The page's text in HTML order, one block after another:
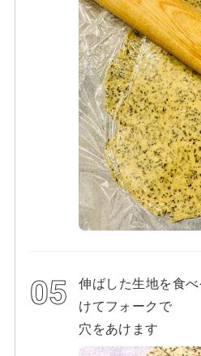
伸ばした生地を食
けてフォークで
穴をあけます